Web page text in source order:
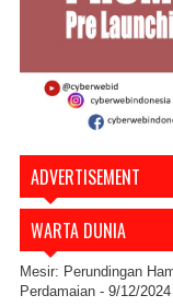
ADVERTISEMENT
WARTA DUNIA
Mesir: Perundingan
Perdamaian - 9/12/2024